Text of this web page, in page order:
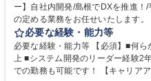
ー】自社内開発/島根でDXを推進！/平均残業
の定める業務をお任せいたします
幅広い業界の顧客に対して、リー
いただきます。（使用想定言語：Ruby on
やスキルに応じて、必要な教育研
組織全体でキャッチアップできる
必要な経験・能力等
必要な経験・能力等 【必須】■何
上 ■システム開発のリーダー経験2
での勤務も可能です！ 【キャリアアップ】■e-learning受講や社外セミナ